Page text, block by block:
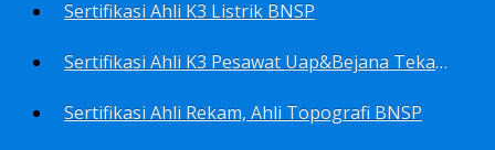
Sertifikasi Ahli K3 Listrik BNSP
Sertifikasi Ahli K3 Pesawat Uap&Bejana Tekan BNSP
Sertifikasi Ahli Rekam, Ahli Topografi BNSP